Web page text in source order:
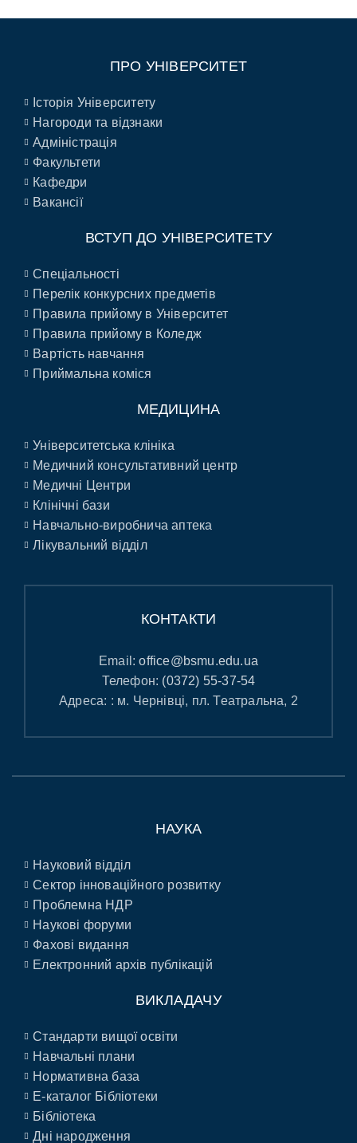
ПРО УНІВЕРСИТЕТ
Історія Університету
Нагороди та відзнаки
Адміністрація
Факультети
Кафедри
Вакансії
ВСТУП ДО УНІВЕРСИТЕТУ
Спеціальності
Перелік конкурсних предметів
Правила прийому в Університет
Правила прийому в Коледж
Вартість навчання
Приймальна коміся
МЕДИЦИНА
Університетська клініка
Медичний консультативний центр
Медичні Центри
Клінічні бази
Навчально-виробнича аптека
Лікувальний відділ
КОНТАКТИ
Email:office@bsmu.edu.ua
Телефон: (0372) 55-37-54
Адреса: : м. Чернівці, пл. Театральна, 2
НАУКА
Науковий відділ
Сектор інноваційного розвитку
Проблемна НДР
Наукові форуми
Фахові видання
Електронний архів публікацій
ВИКЛАДАЧУ
Стандарти вищої освіти
Навчальні плани
Нормативна база
E-каталог Бібліотеки
Бібліотека
Дні народження